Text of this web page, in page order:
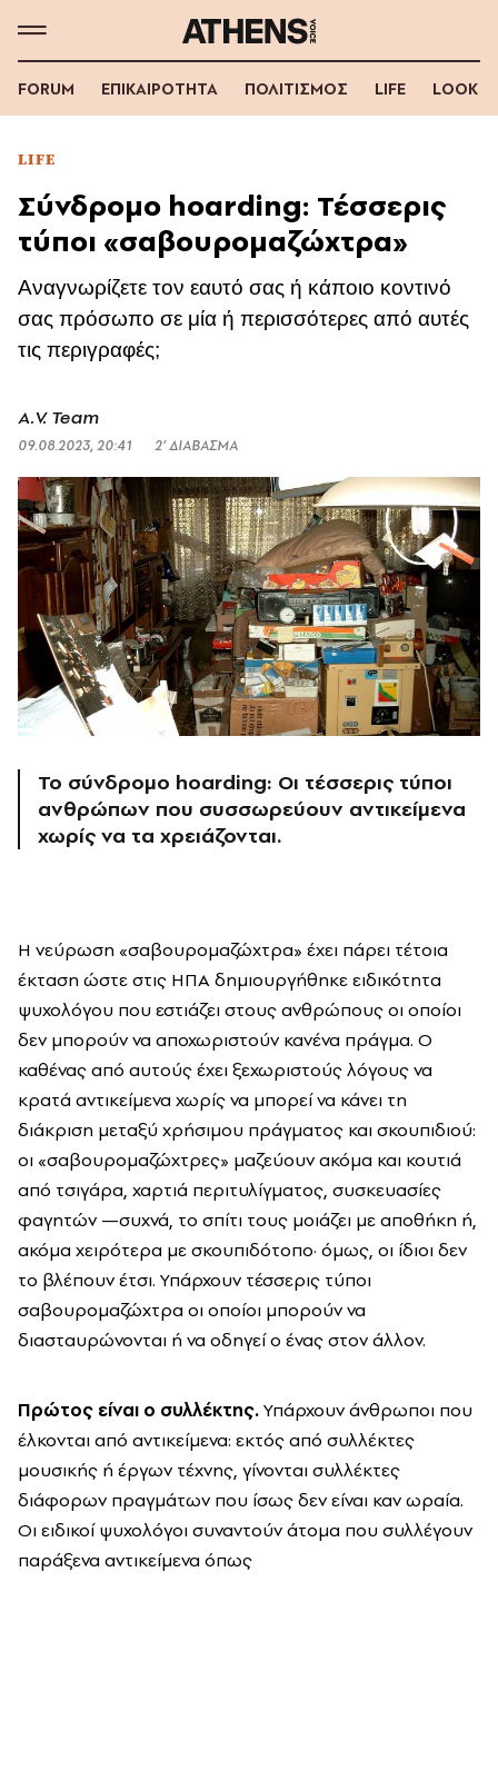
FORUM ΕΠΙΚΑΙΡΟΤΗΤΑ ΠΟΛΙΤΙΣΜΟΣ LIFE LOOK
LIFE
Σύνδρομο hoarding: Τέσσερις
τύποι «σαβουρομαζώχτρα»
Αναγνωρίζετε τον εαυτό σας ή κάποιο κοντινό
σας πρόσωπο σε μία ή περισσότερες από αυτές
τις περιγραφές;
A.V. Team
09.08.2023, 20:41 2’ ΔΙΑΒΑΣΜΑ
Το σύνδρομο hoarding: Οι τέσσερις τύποι
ανθρώπων που συσσωρεύουν αντικείμενα
χωρίς να τα χρειάζονται.
H νεύρωση «σαβουρομαζώχτρα» έχει πάρει τέτοια
έκταση ώστε στις ΗΠΑ δημιουργήθηκε ειδικότητα
ψυχολόγου που εστιάζει στους ανθρώπους οι οποίοι
δεν μπορούν να αποχωριστούν κανένα πράγμα. Ο
καθένας από αυτούς έχει ξεχωριστούς λόγους να
κρατά αντικείμενα χωρίς να μπορεί να κάνει τη
διάκριση μεταξύ χρήσιμου πράγματος και σκουπιδιού:
οι «σαβουρομαζώχτρες» μαζεύουν ακόμα και κουτιά
από τσιγάρα, χαρτιά περιτυλίγματος, συσκευασίες
φαγητών —συχνά, το σπίτι τους μοιάζει με αποθήκη ή,
ακόμα χειρότερα με σκουπιδότοπο· όμως, οι ίδιοι δεν
το βλέπουν έτσι. Υπάρχουν τέσσερις τύποι
σαβουρομαζώχτρα οι οποίοι μπορούν να
διασταυρώνονται ή να οδηγεί ο ένας στον άλλον.
Πρώτος είναι ο συλλέκτης.Υπάρχουν άνθρωποι που
έλκονται από αντικείμενα: εκτός από συλλέκτες
μουσικής ή έργων τέχνης, γίνονται συλλέκτες
διάφορων πραγμάτων που ίσως δεν είναι καν ωραία.
Οι ειδικοί ψυχολόγοι συναντούν άτομα που συλλέγουν
παράξενα αντικείμενα όπως